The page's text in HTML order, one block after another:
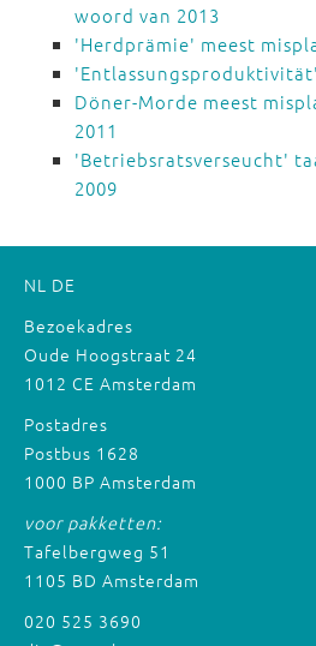
woord van 2013
'Herdprämie' meest
Döner-Morde meest
2011
'Betriebsratsverseucht'
2009
NL DE
Bezoekadres
Oude Hoogstraat 24
1012 CE Amsterdam
Postadres
Postbus 1628
1000 BP Amsterdam
voor pakketten:
Tafelbergweg 51
1105 BD Amsterdam
020 525 3690